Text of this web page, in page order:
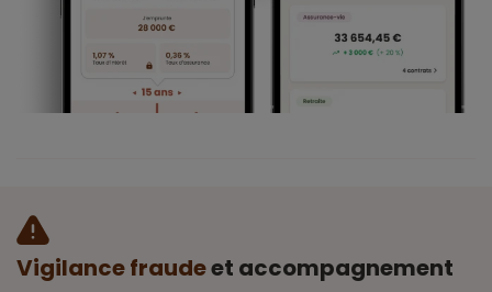
Vigilance fraudeet accompagnement